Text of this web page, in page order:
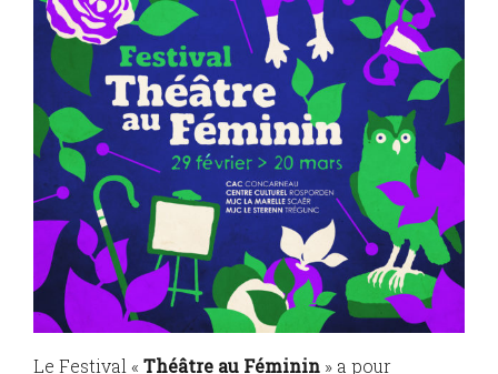
Le Festival « Théâtre au Féminin » a pour